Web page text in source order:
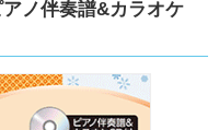
ノ伴奏譜&カラオケ